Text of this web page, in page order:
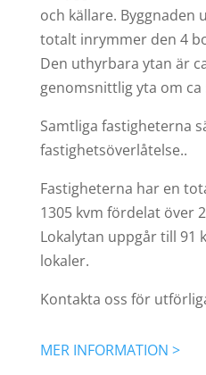
och källare. Byggnaden
totalt inrymmer den 4
Den uthyrbara ytan är
genomsnittlig yta om ca
Samtliga fastigheterna
fastighetsöverlåtelse..
Fastigheterna har en
1305 kvm fördelat över
Lokalytan uppgår till 91
lokaler.
Kontakta oss för
MER INFORMATION >